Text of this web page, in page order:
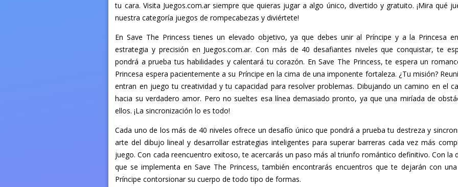
tu cara. Visita Juegos.com.ar siempre que quieras jugar a algo único, divertido y gratuito. ¡Mira qué
nuestra categoría juegos de rompecabezas y diviértete!
En Save The Princess tienes un elevado objetivo, ya que debes unir al Príncipe y a la Princesa
estrategia y precisión en Juegos.com.ar. Con más de 40 desafiantes niveles que conquistar, te
pondrá a prueba tus habilidades y calentará tu corazón. En Save The Princess, te espera un
Princesa espera pacientemente a su Príncipe en la cima de una imponente fortaleza. ¿Tu misión?
entran en juego tu creatividad y tu capacidad para resolver problemas. Dibujando un camino en el
hacia su verdadero amor. Pero no sueltes esa línea demasiado pronto, ya que una miríada de
ellos. ¡La sincronización lo es todo!
Cada uno de los más de 40 niveles ofrece un desafío único que pondrá a prueba tu destreza y
arte del dibujo lineal y desarrollar estrategias inteligentes para superar barreras cada vez más
juego. Con cada reencuentro exitoso, te acercarás un paso más al triunfo romántico definitivo. Con la
que se implementa en Save The Princess, también encontrarás encuentros que te dejarán con
Príncipe contorsionar su cuerpo de todo tipo de formas.